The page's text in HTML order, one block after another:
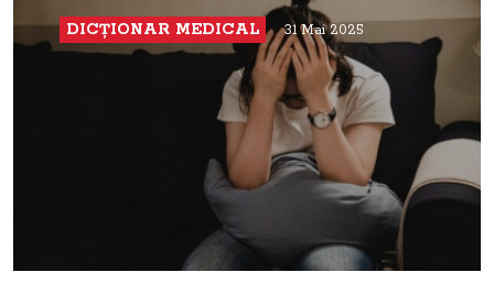
DICŢIONAR MEDICAL 31 Mai 2025